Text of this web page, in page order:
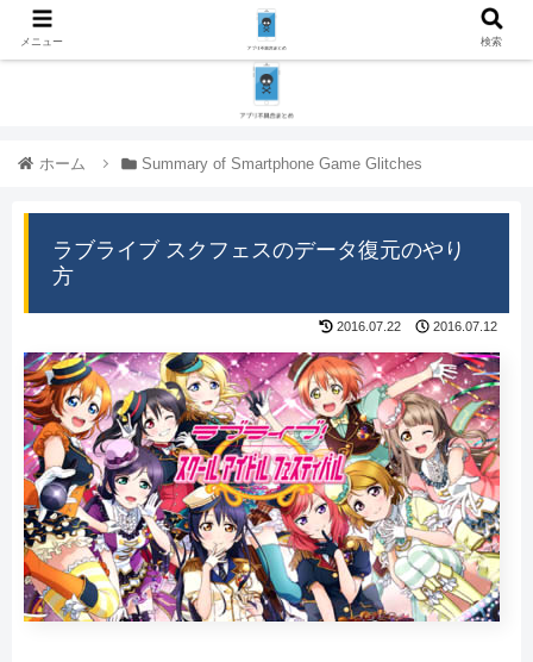
ホーム Summary of Smartphone Game Glitches
ラブライブ スクフェスのデータ復元のやり
方
2016.07.22 2016.07.12
メニュー 検索